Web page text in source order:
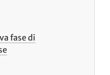
fase di